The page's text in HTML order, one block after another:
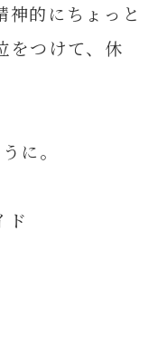
的にちょっと
をつけて、休
に。
ド